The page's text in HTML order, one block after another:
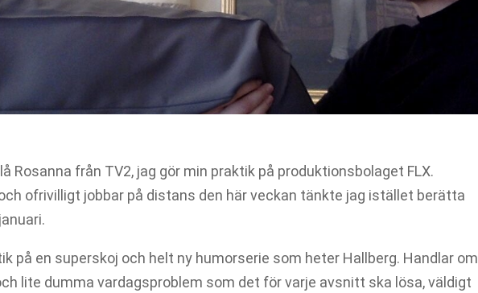
Rosanna från TV2, jag gör min praktik på produktionsbolaget FLX.
ofrivilligt jobbar på distans den här veckan tänkte jag istället berätta
på en superskoj och helt ny humorserie som heter Hallberg. Handlar om
lite dumma vardagsproblem som det för varje avsnitt ska lösa, väldigt